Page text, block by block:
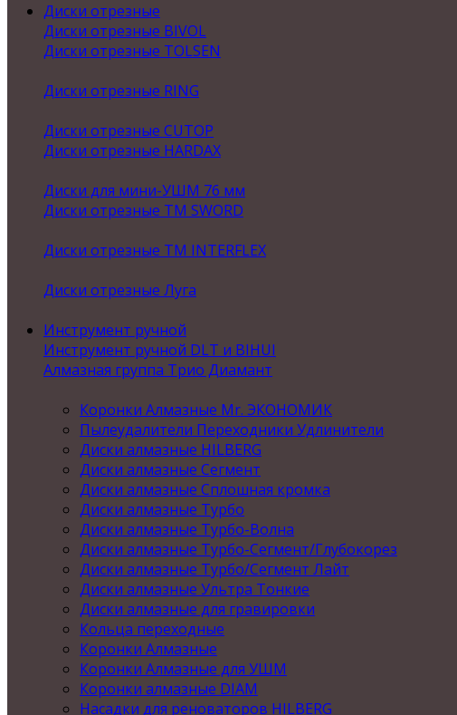
Диски отрезные
Диски отрезные BIVOL
Диски отрезные TOLSEN
Диски отрезные RING
Диски отрезные CUTOP
Диски отрезные HARDAX
Диски для мини-УШМ 76 мм
Диски отрезные ТМ SWORD
Диски отрезные ТМ INTERFLEX
Диски отрезные Луга
Инструмент ручной
Инструмент ручной DLT и BIHUI
Алмазная группа Трио Диамант
Коронки Алмазные Mr. ЭКОНОМИК
Пылеудалители Переходники Удлинители
Диски алмазные HILBERG
Диски алмазные Сегмент
Диски алмазные Сплошная кромка
Диски алмазные Турбо
Диски алмазные Турбо-Волна
Диски алмазные Турбо-Сегмент/Глубокорез
Диски алмазные Турбо/Сегмент Лайт
Диски алмазные Ультра Тонкие
Диски алмазные для гравировки
Кольца переходные
Коронки Алмазные
Коронки Алмазные для УШМ
Коронки алмазные DIAM
Насадки для реноваторов HILBERG